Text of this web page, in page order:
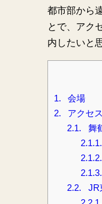
都市部から
とで、アク
内したいと
1.
会場
2.
アクセス
2.1.
舞
2.1.1.
2.1.2.
2.1.3.
2.2.
JR